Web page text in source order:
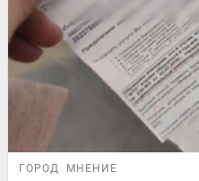
ГОРОД МНЕНИЕ